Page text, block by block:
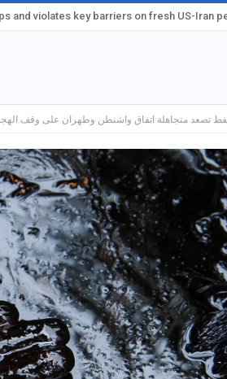
and violates key barriers on fresh US-Iran
تصعد متجاهلة اتفاق واشنطن وطهران على وقف الهجمات